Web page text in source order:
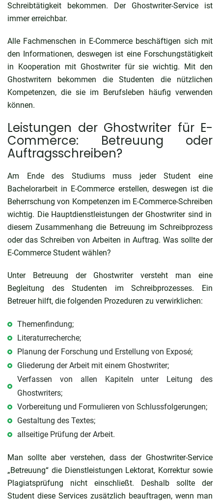
Schreibtätigkeit bekommen. Der Ghostwriter-Service ist
immer erreichbar.
Alle Fachmenschen in E-Commerce beschäftigen sich mit
den Informationen, deswegen ist eine Forschungstätigkeit
in Kooperation mit Ghostwriter für sie wichtig. Mit den
Ghostwritern bekommen die Studenten die nützlichen
Kompetenzen, die sie im Berufsleben häufig verwenden
können.
Leistungen der Ghostwriter für E-
Commerce: Betreuung oder
Auftragsschreiben?
Am Ende des Studiums muss jeder Student eine
Bachelorarbeit in E-Commerce erstellen, deswegen ist die
Beherrschung von Kompetenzen im E-Commerce-Schreiben
wichtig. Die Hauptdienstleistungen der Ghostwriter sind in
diesem Zusammenhang die Betreuung im Schreibprozess
oder das Schreiben von Arbeiten in Auftrag. Was sollte der
E-Commerce Student wählen?
Unter Betreuung der Ghostwriter versteht man eine
Begleitung des Studenten im Schreibprozesses. Ein
Betreuer hilft, die folgenden Prozeduren zu verwirklichen:
Themenfindung;
Literaturrecherche;
Planung der Forschung und Erstellung von Exposé;
Gliederung der Arbeit mit einem Ghostwriter;
Verfassen von allen Kapiteln unter Leitung des
Ghostwriters;
Vorbereitung und Formulieren von Schlussfolgerungen;
Gestaltung des Textes;
allseitige Prüfung der Arbeit.
Man sollte aber verstehen, dass der Ghostwriter-Service
„Betreuung“ die Dienstleistungen Lektorat, Korrektur sowie
Plagiatsprüfung nicht einschließt. Deshalb sollte der
Student diese Services zusätzlich beauftragen, wenn man